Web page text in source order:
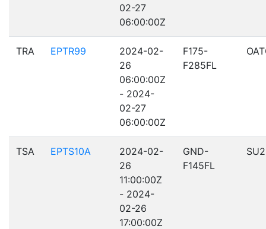
02-27
06:00:00Z
TRA EPTR99
2024-02-
26
06:00:00Z
- 2024-
02-27
06:00:00Z
F175-
F285FL
TSA EPTS10A
2024-02-
26
11:00:00Z
- 2024-
02-26
17:00:00Z
GND-
F145FL